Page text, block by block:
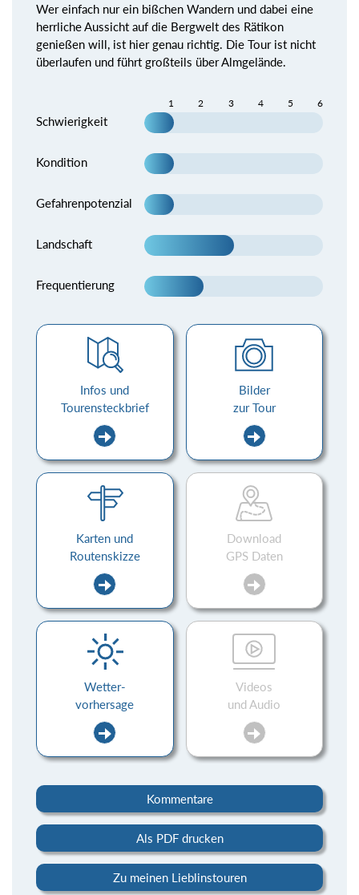
Wer einfach nur ein bißchen Wandern und dabei eine
herrliche Aussicht auf die Bergwelt des Rätikon
genießen will, ist hier genau richtig. Die Tour ist nicht
überlaufen und führt großteils über Almgelände.
1 2 3 4 5 6
Schwierigkeit
Kondition
Gefahrenpotenzial
Landschaft
Frequentierung
Infos und
Tourensteckbrief
Bilder
zur Tour
Karten und
Routenskizze
Download
GPS Daten
Wetter-
vorhersage
Videos
und Audio
Kommentare
Als PDF drucken
Zu meinen Lieblinstouren